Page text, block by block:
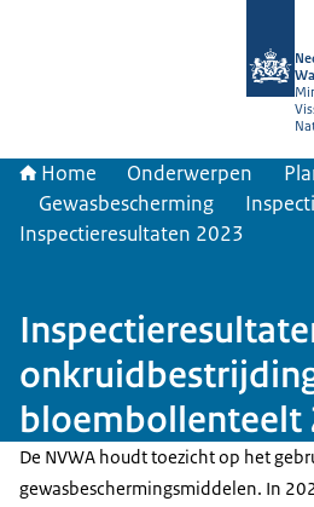
Home Onderwerpen
Gewasbescherming
Inspectieresultaten 2023
bloembollenteelt
De NVWA houdt toezicht op het
gewasbeschermingsmiddelen. In